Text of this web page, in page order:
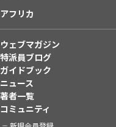
アフリカ
ウェブマガジン
特派員ブログ
ガイドブック
ニュース
著者一覧
コミュニティ